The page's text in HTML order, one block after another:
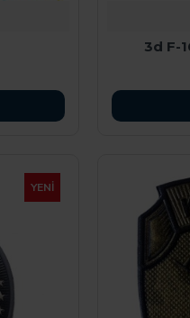
3d F-
YENI